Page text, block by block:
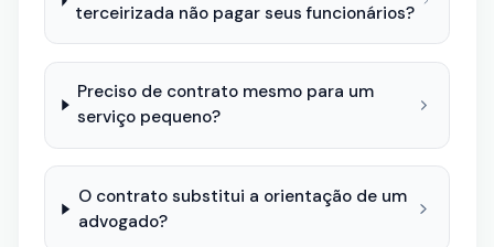
terceirizada não pagar seus funcionários?
Preciso de contrato mesmo para um
serviço pequeno?
O contrato substitui a orientação de um
advogado?